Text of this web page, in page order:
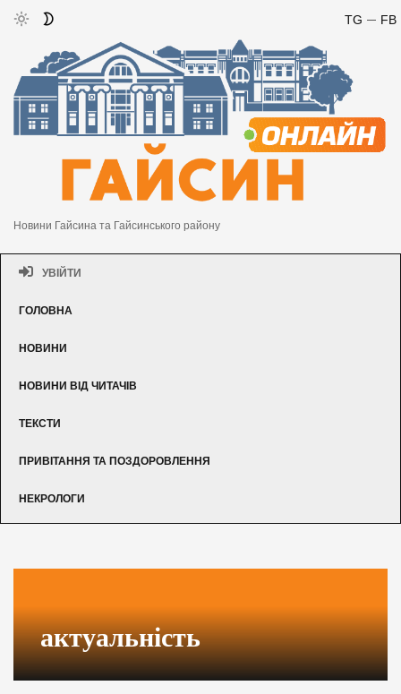
FB
TG
Новини Гайсина та Гайсинського району
УВІЙТИ
ГОЛОВНА
НОВИНИ
НОВИНИ ВІД ЧИТАЧІВ
ТЕКСТИ
ПРИВІТАННЯ ТА ПОЗДОРОВЛЕННЯ
НЕКРОЛОГИ
актуальність